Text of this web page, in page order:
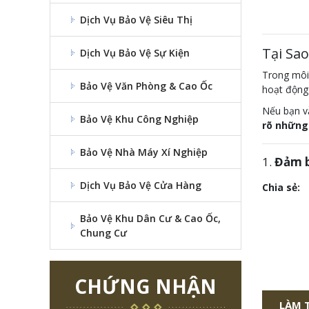
Dịch Vụ Bảo Vệ Siêu Thị
Dịch Vụ Bảo Vệ Sự Kiện
Bảo Vệ Văn Phòng & Cao Ốc
Bảo Vệ Khu Công Nghiệp
Bảo Vệ Nhà Máy Xí Nghiệp
Dịch Vụ Bảo Vệ Cửa Hàng
Bảo Vệ Khu Dân Cư & Cao Ốc,
Chung Cư
CHỨNG NHẬN
Tại
Trong
hoạt
Nếu bạn
rõ
1. Đảm
Chia sẻ:
LÀM